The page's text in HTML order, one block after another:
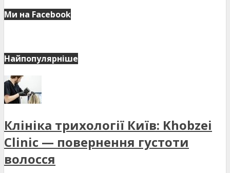
Ми на Facebook
Найпопулярніше
Клініка трихології Київ: Khobzei
Clinic — повернення густоти
волосся